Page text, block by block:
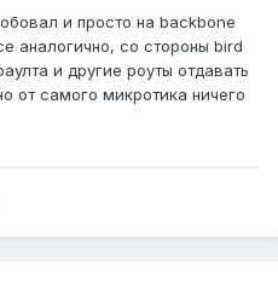
и просто на backbone
аналогично, со стороны bird
и другие роуты отдавать
от самого микротика ничего